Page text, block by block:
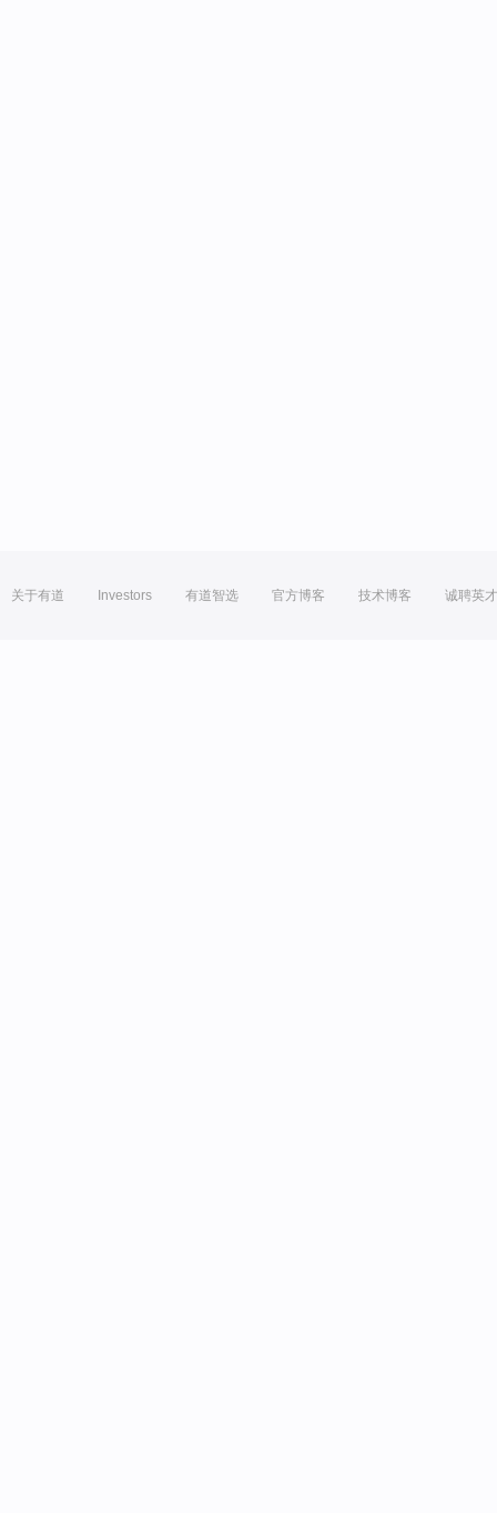
关于有道 Investors 有道智选 官方博客 技术博客 诚聘英才